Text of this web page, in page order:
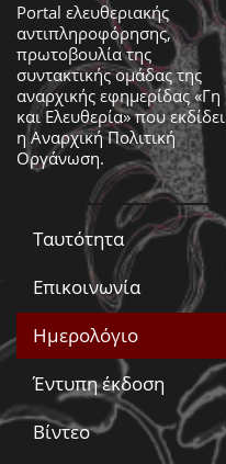
Portal ελευθεριακής
αντιπληροφόρησης,
πρωτοβουλία της
συντακτικής ομάδας της
αναρχικής εφημερίδας «Γη
και Ελευθερία» που εκδίδει
ηΑναρχική Πολιτική
Οργάνωση.
Ταυτότητα
Επικοινωνία
Ημερολόγιο
Έντυπη έκδοση
Βίντεο